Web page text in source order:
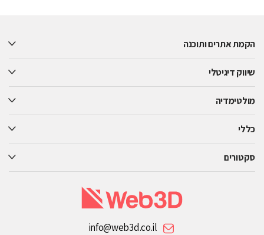
field
הקמת אתרים ותוכנה
שיווק דיגיטלי
מולטימדיה
כללי
סקטורים
info@web3d.co.il